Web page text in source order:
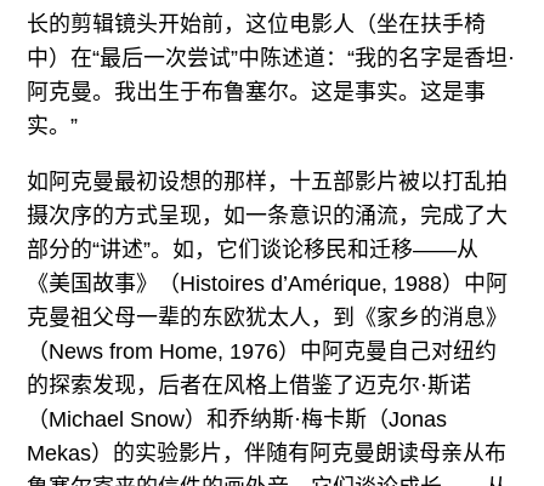
长的剪辑镜头开始前，这位电影人（坐在扶手椅
中）在“最后一次尝试”中陈述道：“我的名字是香坦·
阿克曼。我出生于布鲁塞尔。这是事实。这是事
实。”
如阿克曼最初设想的那样，十五部影片被以打乱拍
摄次序的方式呈现，如一条意识的涌流，完成了大
部分的“讲述”。如，它们谈论移民和迁移——从
《美国故事》（Histoires d’Amérique, 1988）中阿
克曼祖父母一辈的东欧犹太人，到《家乡的消息》
（News from Home, 1976）中阿克曼自己对纽约
的探索发现，后者在风格上借鉴了迈克尔·斯诺
（Michael Snow）和乔纳斯·梅卡斯（Jonas
Mekas）的实验影片，伴随有阿克曼朗读母亲从布